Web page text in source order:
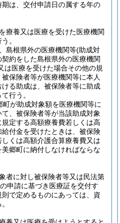
は、交付申請日の属する年の
療養又は医療を受けた医療機関
。
島根県外の医療機関等(助成対
約をした島根県外の医療機関
は医療を受けた場合その他の規
保険者等が医療機関等に本人
る助成は、被保険者等に助成
行う。
が助成対象額を医療機関等に
、被保険者等が当該助成対象
定する高額療養費若しくは高
付金を受けたときは、被保険
くは高額介護合算療養費又は
郷町に納付しなければならな
者に対し被保険者等又は民法第
申請に基づき医療証を交付す
則で定めるものにあっては、資